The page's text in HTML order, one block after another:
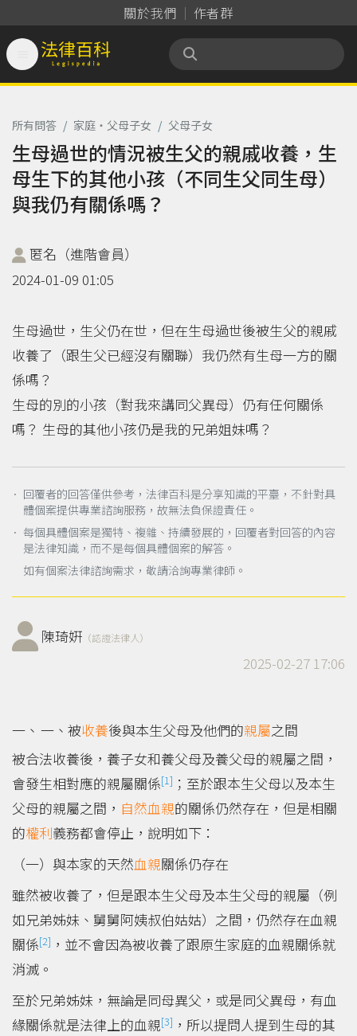
關於我們 作者群
法律百科 Legispedia
所有問答 / 家庭‧父母子女 / 父母子女
生母過世的情況被生父的親戚收養，生
母生下的其他小孩（不同生父同生母）
與我仍有關係嗎？
匿名（進階會員）
2024-01-09 01:05
生母過世，生父仍在世，但在生母過世後被生父的親戚
收養了（跟生父已經沒有關聯）我仍然有生母一方的關
係嗎？
生母的別的小孩（對我來講同父異母）仍有任何關係
嗎？ 生母的其他小孩仍是我的兄弟姐妹嗎？
． 回覆者的回答僅供參考，法律百科是分享知識的平臺，不針對具
體個案提供專業諮詢服務，故無法負保證責任。
． 每個具體個案是獨特、複雜、持續發展的，回覆者對回答的內容
是法律知識，而不是每個具體個案的解答。
如有個案法律諮詢需求，敬請洽詢專業律師。
陳琦姸 （認證法律人）
2025-02-27 17:06
一、被收養後與本生父母及他們的親屬之間
被合法收養後，養子女和養父母及養父母的親屬之間，
會發生相對應的親屬關係[1] ；至於跟本生父母以及本生
父母的親屬之間， 自然血親的關係仍然存在，但是相關
的權利義務都會停止，說明如下：
（一）與本家的天然血親關係仍存在
雖然被收養了，但是跟本生父母及本生父母的親屬（例
如兄弟姊妹、舅舅阿姨叔伯姑姑）之間，仍然存在血親
關係[2] ，並不會因為被收養了跟原生家庭的血親關係就
消滅。
至於兄弟姊妹，無論是同母異父，或是同父異母，有血
緣關係就是法律上的血親[3] ，所以提問人提到生母的其